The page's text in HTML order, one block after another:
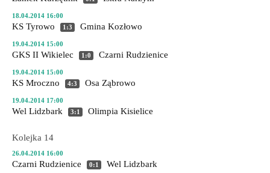
18.04.2014 16:00
KS Tyrowo 1:3 Gmina Kozłowo
19.04.2014 15:00
GKS II Wikielec 1:0 Czarni Rudzienice
19.04.2014 15:00
KS Mroczno 4:3 Osa Ząbrowo
19.04.2014 17:00
Wel Lidzbark 3:1 Olimpia Kisielice
Kolejka 14
26.04.2014 16:00
Czarni Rudzienice 0:1 Wel Lidzbark